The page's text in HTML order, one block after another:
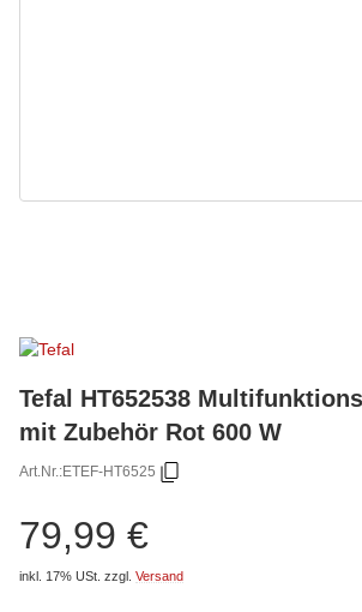
Tefal HT652538
mit Zubehör Rot 600 W
Art.Nr.:ETEF-HT6525
79,99 €
inkl. 17% USt. zzgl. Versand